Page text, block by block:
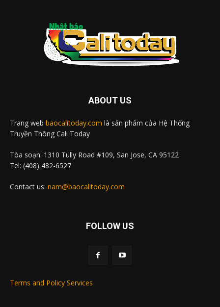
ABOUT US
Trang web baocalitoday.com là sản phẩm của Hệ Thống
Truyền Thông Cali Today
Tòa soạn: 1310 Tully Road #109, San Jose, CA 95122
Tel: (408) 482-6527
Contact us: nam@baocalitoday.com
FOLLOW US
Terms and Policy Services